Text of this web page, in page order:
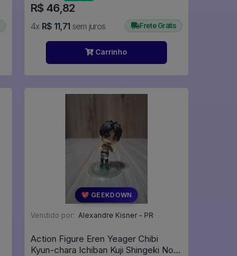
R$ 46,82
4x R$ 11,71 sem juros Frete Grátis
Carrinho
💖 GEEKDOWN
Vendido por: Alexandre Kisner - PR
Action Figure Eren Yeager Chibi
Kyun-chara Ichiban Kuji Shingeki No